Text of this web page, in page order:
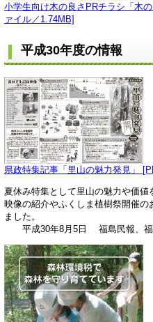
小学生向け木の良さPRチラシ「木
ァイル／1.74MB]
平成30年度の情報
県政特集記事「里山の魅力発見」
夏休み特集として里山の魅力や価
映像の紹介やふくしま植樹祭開催
ました。
平成30年8月5日 福島民報、福